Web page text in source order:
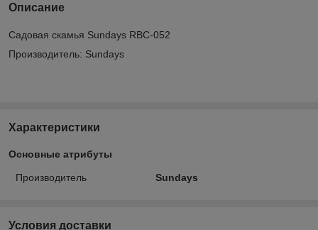
Описание
Садовая скамья Sundays RBC-052
Производитель: Sundays
Характеристики
Основные атрибуты
Производитель Sundays
Условия доставки